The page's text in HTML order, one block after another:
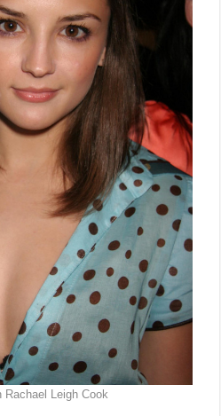
Rachael Leigh Cook